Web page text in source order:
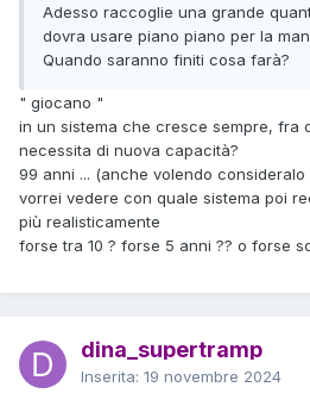
Adesso raccoglie una grande
dovra usare piano piano per la
Quando saranno finiti cosa farà?
" giocano "
in un sistema che cresce sempre, fra
necessita di nuova capacità?
99 anni ... (anche volendo
vorrei vedere con quale sistema poi
più realisticamente
forse tra 10 ? forse 5 anni ?? o forse
dina_supertramp
Inserita: 19 novembre 2024